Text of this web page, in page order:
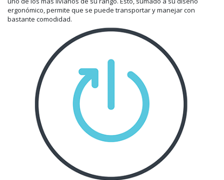
ergonómico, permite que se puede transportar y manejar con
bastante comodidad.